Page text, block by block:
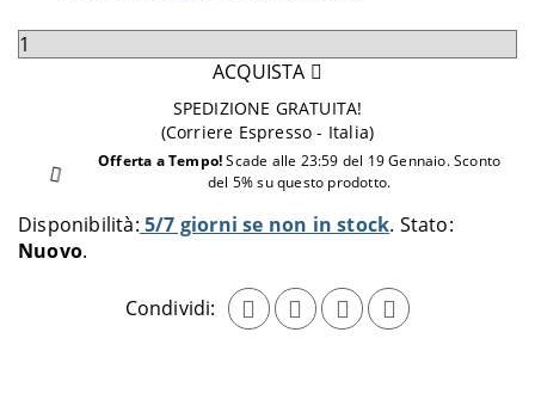
Offerta a Tempo!Scade alle 23:59 del 19 Gennaio. Sconto
del 5% su questo prodotto.
Disponibilità: 5/7 giorni se non in stock Stato:
Nuovo
Condividi:
Seleziona
carrello
ACQUISTA
SPEDIZIONE GRATUITA!
(Corriere Espresso - Italia)